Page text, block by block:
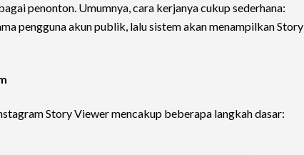
penonton. Umumnya, cara kerjanya cukup sederhana:
pengguna akun publik, lalu sistem akan menampilkan Story
Story Viewer mencakup beberapa langkah dasar: